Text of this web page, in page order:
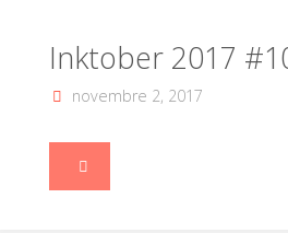
Inktober 2017
novembre 2, 2017
"Inktober